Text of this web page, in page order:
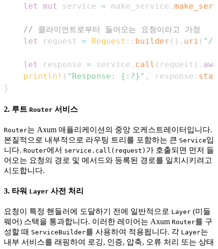
let
mut service = make_service .
// 클라이언트로부터 들어오는 요청이라고 가정
let
request = Request :: builder ( ) . uri ( "/"
let response = service . call ( request ) .
println! ( "Response: {:?}" , response .
}
2. 루트 Router 서비스
Router는 Axum 애플리케이션의 중앙 오케스트레이터입니다.
본질적으로 내부적으로 라우팅 트리를 포함하는 큰 Service입
니다. Router에서 service.call(request) 가 호출되면 먼저 들
어오는 요청의 경로 및 메서드와 등록된 경로를 일치시키려고
시도합니다.
3. 타워 Layer 사전 처리
요청이 특정 핸들러에 도달하기 전에 일반적으로 Layer (미들
웨어) 스택을 통과합니다. 이러한 레이어는 Axum Router를 구
성할 때 ServiceBuilder를 사용하여 적용됩니다. 각 Layer는
내부 서비스를 래핑하여 로깅, 인증, 압축, 오류 처리 또는 상태